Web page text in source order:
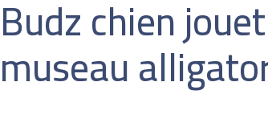
Budz chien
museau